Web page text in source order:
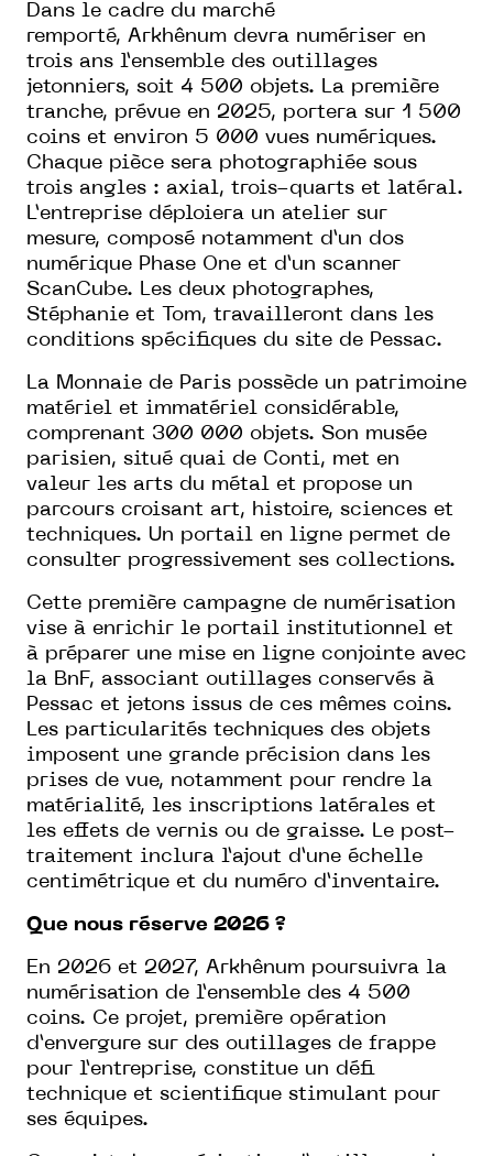
Dans le cadre du marché
remporté, Arkhênum devra numériser en
trois ans l’ensemble des outillages
jetonniers, soit 4 500 objets. La première
tranche, prévue en 2025, portera sur 1 500
coins et environ 5 000 vues numériques.
Chaque pièce sera photographiée sous
trois angles : axial, trois-quarts et latéral.
L’entreprise déploiera un atelier sur
mesure, composé notamment d’un dos
numérique Phase One et d’un scanner
ScanCube. Les deux photographes,
Stéphanie et Tom, travailleront dans les
conditions spécifiques du site de Pessac.
La Monnaie de Paris possède un patrimoine
matériel et immatériel considérable,
comprenant 300 000 objets. Son musée
parisien, situé quai de Conti, met en
valeur les arts du métal et propose un
parcours croisant art, histoire, sciences et
techniques. Un portail en ligne permet de
consulter progressivement ses collections.
Cette première campagne de numérisation
vise à enrichir le portail institutionnel et
à préparer une mise en ligne conjointe avec
la BnF, associant outillages conservés à
Pessac et jetons issus de ces mêmes coins.
Les particularités techniques des objets
imposent une grande précision dans les
prises de vue, notamment pour rendre la
matérialité, les inscriptions latérales et
les effets de vernis ou de graisse. Le post-
traitement inclura l’ajout d’une échelle
centimétrique et du numéro d’inventaire.
Que nous réserve 2026 ?
En 2026 et 2027, Arkhênum poursuivra la
numérisation de l’ensemble des 4 500
coins. Ce projet, première opération
d’envergure sur des outillages de frappe
pour l’entreprise, constitue un défi
technique et scientifique stimulant pour
ses équipes.